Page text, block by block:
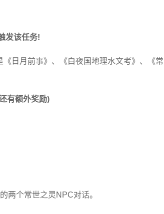
发该任务!
日月前事》、《白夜国地理水文考》、《常
有额外奖励)
两个常世之灵NPC对话。